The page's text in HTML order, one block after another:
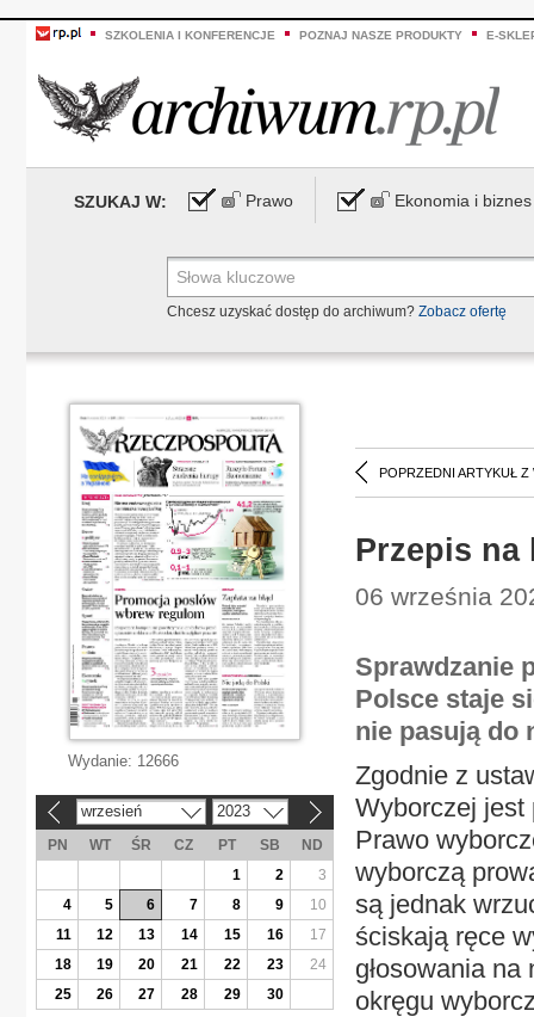
SZKOLENIA I KONFERENCJE POZNAJ NASZE PRODUKTY E-
SZUKAJ W: Prawo Ekonomia i biznes
Chcesz uzyskać dostęp do archiwum? Zobacz ofertę
POPRZEDNI ARTYKUŁ Z
Przepis na
06 września
Sprawdzanie
Polsce staje
nie pasują do
Zgodnie z
Wyborczej jest
Prawo
wyborczą
są jednak
ściskają ręce
głosowania
okręgu
Wydanie: 12666
wrzesień 2023
PN WT ŚR CZ PT SB
ND
1
2
3
4
5 6 7 8 9
10
11
12 13 14 15 16
17
18
19 20 21 22 23
24
25
26 27 28 29 30